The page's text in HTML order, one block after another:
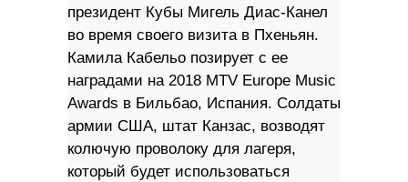
президент Кубы Мигель Диас-Канел
во время своего визита в Пхеньян.
Камила Кабельо позирует с ее
наградами на 2018 MTV Europe Music
Awards в Бильбао, Испания. Солдаты
армии США, штат Канзас, возводят
колючую проволоку для лагеря,
который будет использоваться